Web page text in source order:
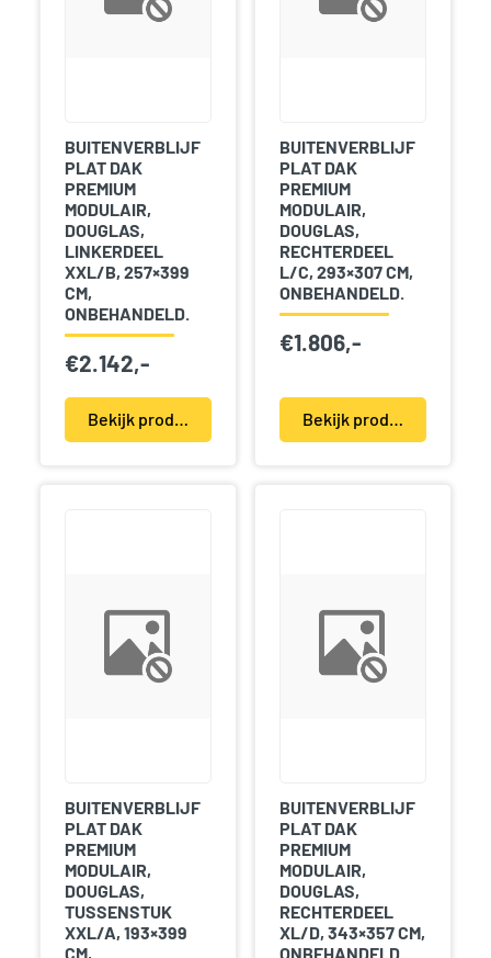
BUITENVERBLIJF
PLAT DAK
PREMIUM
MODULAIR,
DOUGLAS,
LINKERDEEL
XXL/B, 257×399
CM,
ONBEHANDELD.
€2.142,-
Bekijk product(en)
BUITENVERBLIJF
PLAT DAK
PREMIUM
MODULAIR,
DOUGLAS,
RECHTERDEEL
L/C, 293×307 CM,
ONBEHANDELD.
€1.806,-
Bekijk product(en)
BUITENVERBLIJF
PLAT DAK
PREMIUM
MODULAIR,
DOUGLAS,
TUSSENSTUK
XXL/A, 193×399
CM,
BUITENVERBLIJF
PLAT DAK
PREMIUM
MODULAIR,
DOUGLAS,
RECHTERDEEL
XL/D, 343×357 CM,
ONBEHANDELD.